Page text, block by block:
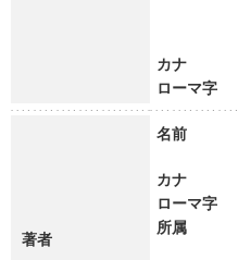
カナ
ローマ字
著者
名前
カナ
ローマ字
所属